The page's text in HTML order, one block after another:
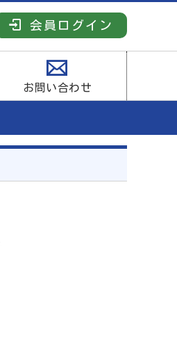
会員ログイン
お問い合わせ